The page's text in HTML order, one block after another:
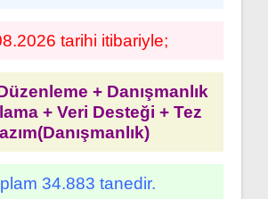
tarihi itibariyle;
+ Danışmanlık
+ Veri Desteği + Tez
34.883 tanedir.